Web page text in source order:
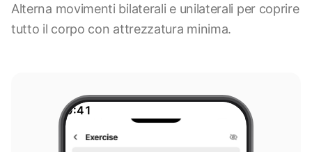
Alterna movimenti bilaterali e unilaterali per coprire
tutto il corpo con attrezzatura minima.
9:41